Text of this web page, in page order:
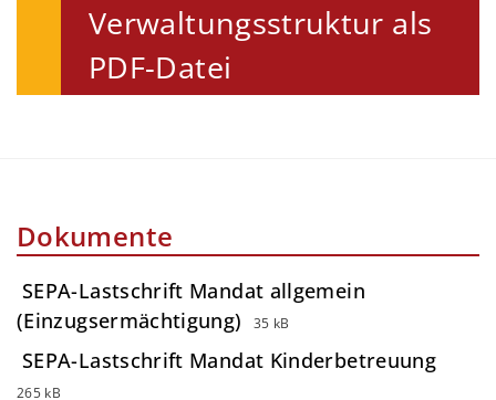
Verwaltungsstruktur als
PDF-Datei
Dokumente
SEPA-Lastschrift Mandat allgemein
(Einzugsermächtigung)
35 kB
SEPA-Lastschrift Mandat Kinderbetreuung
265 kB